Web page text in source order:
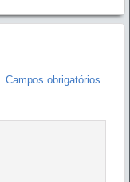
Campos obrigatórios